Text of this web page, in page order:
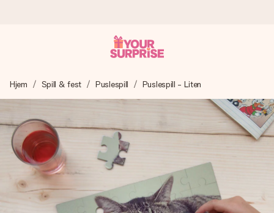
Vi lager dine gaver med omtanke og sender den avgårde så
raskt som mulig - slik at du kan gi gaven i tide, når den betyr
4,5 (basert på +15 000 anmeldelser)
Gavene våre inspirerer. Kundene gir oss 4,5 på Google
Reviews.
Hjem Spill & fest Puslespill Puslespill - Liten